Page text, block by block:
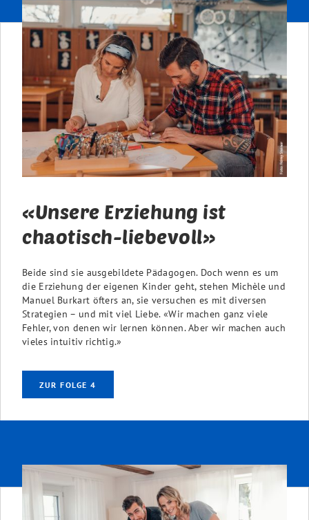
«Unsere Erziehung ist
chaotisch-liebevoll»
Beide sind sie ausgebildete Pädagogen. Doch wenn es um
die Erziehung der eigenen Kinder geht, stehen Michèle und
Manuel Burkart öfters an, sie versuchen es mit diversen
Strategien – und mit viel Liebe. «Wir machen ganz viele
Fehler, von denen wir lernen können. Aber wir machen auch
vieles intuitiv richtig.»
ZUR FOLGE 4